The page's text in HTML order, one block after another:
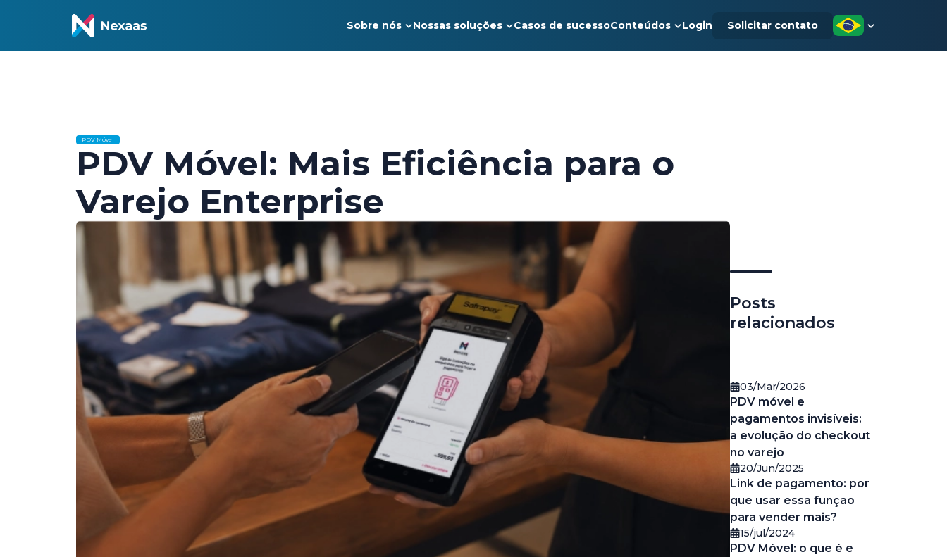
Sobre nós Nossas soluções Casos de sucessoConteúdos Login Solicitar contato
PDV Móvel
PDV Móvel: Mais Eficiência para o
Varejo Enterprise
Posts
relacionados
03/Mar/2026
PDV móvel e
pagamentos invisíveis:
a evolução do checkout
no varejo
20/Jun/2025
Link de pagamento: por
que usar essa função
para vender mais?
15/jul/2024
PDV Móvel: o que é e